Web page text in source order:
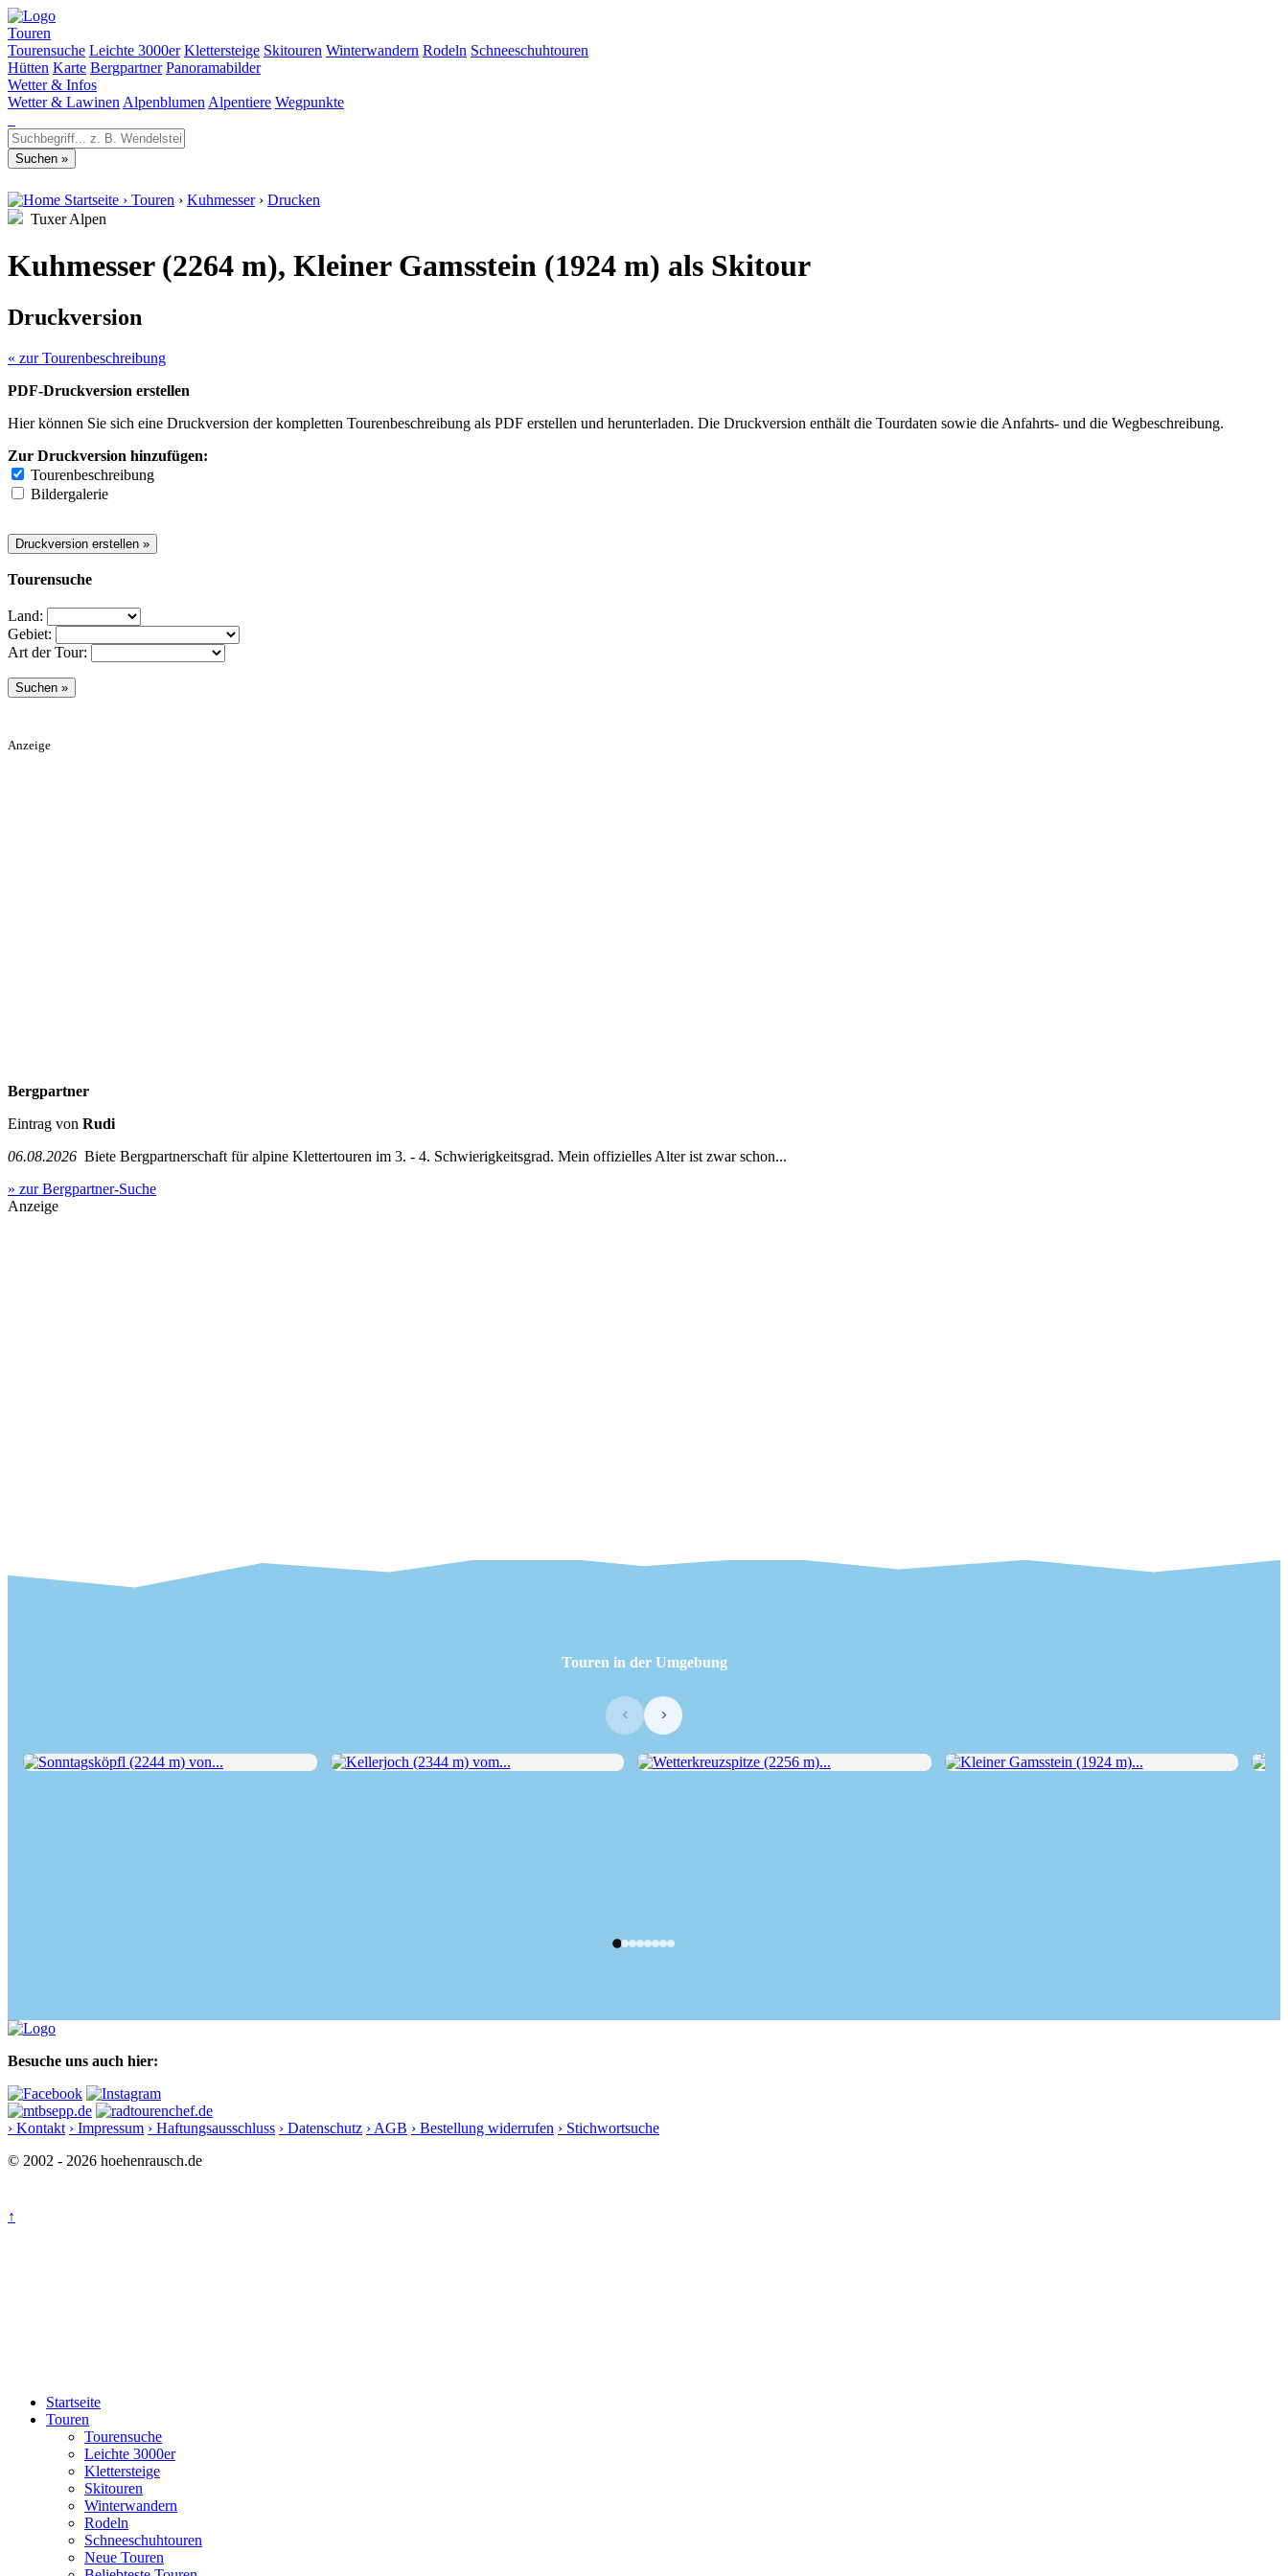
Touren
Tourensuche Leichte 3000er Klettersteige Skitouren Winterwandern Rodeln Schneeschuhtouren
Hütten Karte Bergpartner Panoramabilder
Wetter & Infos
Wetter & Lawinen Alpenblumen Alpentiere Wegpunkte
Startseite › Touren › Kuhmesser › Drucken
Tuxer Alpen
Kuhmesser (2264 m), Kleiner Gamsstein (1924 m) als Skitour
Druckversion
« zur Tourenbeschreibung
PDF-Druckversion erstellen
Hier können Sie sich eine Druckversion der kompletten Tourenbeschreibung als PDF erstellen und herunterladen. Die Druckversion enthält die Tourdaten sowie die Anfahrts- und die Wegbeschreibung.
Zur Druckversion hinzufügen:
Tourenbeschreibung
Bildergalerie
Tourensuche
Land:
Gebiet:
Art der Tour:
Anzeige
Bergpartner
Eintrag von Rudi
06.08.2026 Biete Bergpartnerschaft für alpine Klettertouren im 3. - 4. Schwierigkeitsgrad. Mein offizielles Alter ist zwar schon...
» zur Bergpartner-Suche
Anzeige
Touren in der Umgebung
‹ ›
Besuche uns auch hier:
› Kontakt › Impressum › Haftungsausschluss › Datenschutz › AGB › Bestellung widerrufen › Stichwortsuche
© 2002 - 2026 hoehenrausch.de
↑
Startseite
Touren
Tourensuche
Leichte 3000er
Klettersteige
Skitouren
Winterwandern
Rodeln
Schneeschuhtouren
Neue Touren